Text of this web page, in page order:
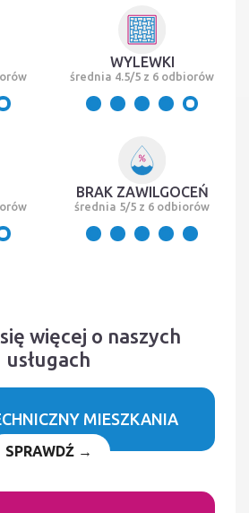
WYLEWKI
średnia 4.5/5 z 6 odbiorów
BRAK ZAWILGOCEŃ
średnia 5/5 z 6 odbiorów
więcej o naszych
usługach
MIESZKANIA
SPRAWDŹ →